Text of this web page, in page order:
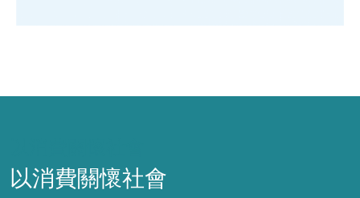
以消費關懷社會